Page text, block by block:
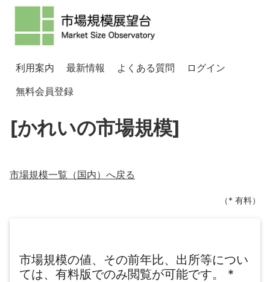
利用案内 最新情報 よくある質問
ログイン
無料会員登録
[かれいの市場規模]
市場規模一覧（国内）へ戻る
（* 有料）
市場規模の値、その前年比、出所等につい
ては、有料版でのみ閲覧が可能です。
*